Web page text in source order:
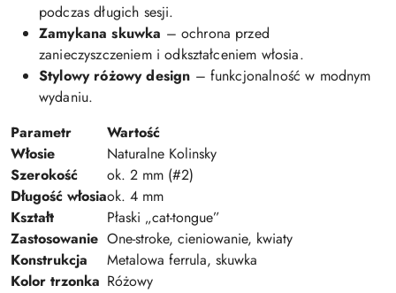
podczas długich sesji.
Zamykana skuwka – ochrona przed
zanieczyszczeniem i odkształceniem włosia.
Stylowy różowy design – funkcjonalność w modnym
wydaniu.
Parametr
Wartość
Włosie
Naturalne Kolinsky
Szerokość
ok. 2 mm (#2)
Długość włosiaok. 4 mm
Kształt
Płaski „cat-tongue”
Zastosowanie One-stroke, cieniowanie, kwiaty
Konstrukcja
Metalowa ferrula, skuwka
Kolor trzonka Różowy